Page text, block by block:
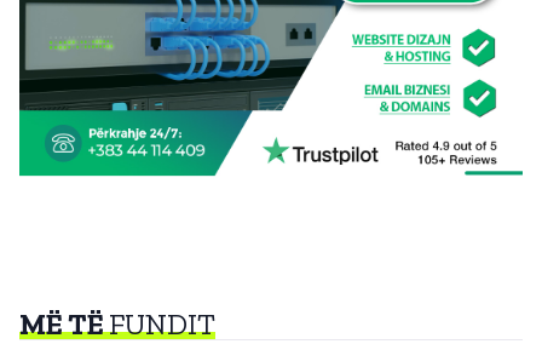
MË TËFUNDIT